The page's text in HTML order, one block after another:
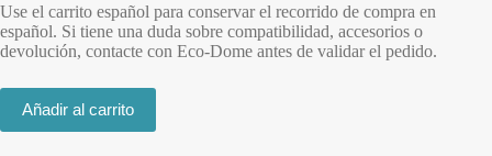
Use el carrito español para conservar el recorrido de compra en
español. Si tiene una duda sobre compatibilidad, accesorios o
devolución, contacte con Eco-Dome antes de validar el pedido.
Añadir al carrito